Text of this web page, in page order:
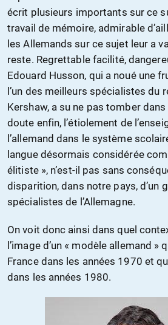
écrit plusieurs importants sur ce
travail de mémoire, admirable
les Allemands sur ce sujet leur a
reste. Regrettable facilité,
Edouard Husson, qui a noué une
l’un des meilleurs spécialistes du
Kershaw, a su ne pas tomber
doute enfin, l’étiolement de
l’allemand dans le système
langue désormais considérée
élitiste », n’est-il pas sans
disparition, dans notre pays, d’un
spécialistes de l’Allemagne.
On voit donc ainsi dans quel
l’image d’un « modèle allemand »
France dans les années 1970 et
dans les années 1980.